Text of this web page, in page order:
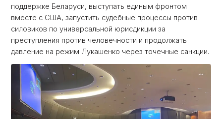
поддержке Беларуси, выступать единым фронтом
вместе с США, запустить судебные процессы против
силовиков по универсальной юрисдикции за
преступления против человечности и продолжать
давление на режим Лукашенко через точечные санкции.